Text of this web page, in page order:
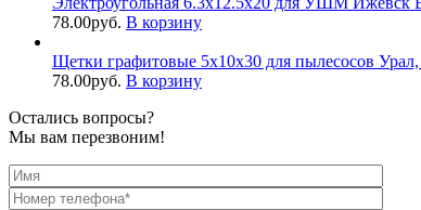
78.00руб. В корзину
Щетки графитовые 5х10х30 для пылесосов
78.00руб. В корзину
Остались вопросы?
Мы вам перезвоним!